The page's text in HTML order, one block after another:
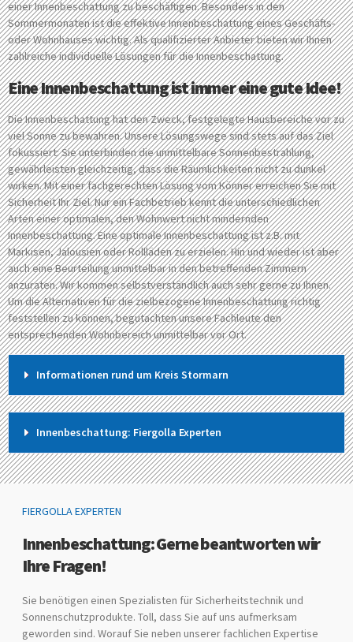
einer Innenbeschattung zu beschäftigen. Besonders in den
Sommermonaten ist die effektive Innenbeschattung eines Geschäfts-
oder Wohnhauses wichtig. Als qualifizierter Anbieter bieten wir Ihnen
zahlreiche individuelle Lösungen für die Innenbeschattung.
Eine Innenbeschattung ist immer eine gute Idee!
Die Innenbeschattung hat den Zweck, festgelegte Hausbereiche vor zu
viel Sonne zu bewahren. Unsere Lösungswege sind stets auf das Ziel
fokussiert: Sie unterbinden die unmittelbare Sonnenbestrahlung,
gewährleisten gleichzeitig, dass die Räumlichkeiten nicht zu dunkel
wirken. Mit einer fachgerechten Lösung vom Könner erreichen Sie mit
Sicherheit Ihr Ziel. Nur ein Fachbetrieb kennt die unterschiedlichen
Arten einer optimalen, den Wohnwert nicht mindernden
Innenbeschattung. Eine optimale Innenbeschattung ist z.B. mit
Markisen, Jalousien oder Rollläden zu erzielen. Hin und wieder ist aber
auch eine Beurteilung unmittelbar in den betreffenden Zimmern
anzuraten. Wir kommen selbstverständlich auch sehr gerne zu Ihnen.
Um die Alternativen für die zielbezogene Innenbeschattung richtig
feststellen zu können, begutachten unsere Fachleute den
entsprechenden Wohnbereich unmittelbar vor Ort.
Informationen rund um Kreis Stormarn
Innenbeschattung: Fiergolla Experten
FIERGOLLA EXPERTEN
Innenbeschattung: Gerne beantworten wir
Ihre Fragen!
Sie benötigen einen Spezialisten für Sicherheitstechnik und
Sonnenschutzprodukte. Toll, dass Sie auf uns aufmerksam
geworden sind. Worauf Sie neben unserer fachlichen Expertise